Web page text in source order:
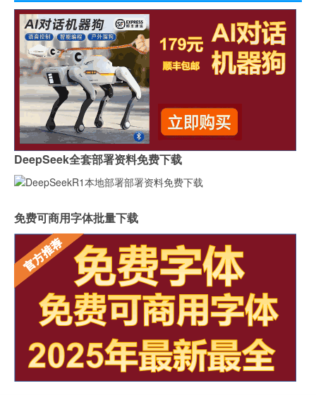
DeepSeek全套部署资料免费下载
免费可商用字体批量下载